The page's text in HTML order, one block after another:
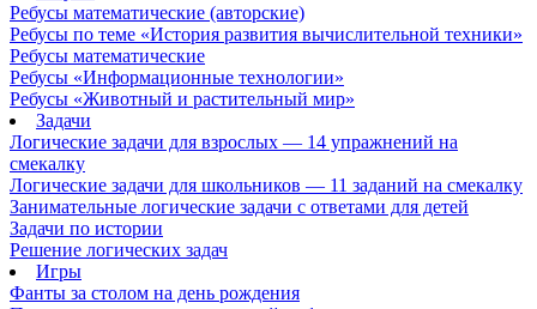
Ребусы математические (авторские)
Ребусы по теме «История развития вычислительной техники»
Ребусы математические
Ребусы «Информационные технологии»
Ребусы «Животный и растительный мир»
Задачи
Логические задачи для взрослых — 14 упражнений на
смекалку
Логические задачи для школьников — 11 заданий на смекалку
Занимательные логические задачи с ответами для детей
Задачи по истории
Решение логических задач
Игры
Фанты за столом на день рождения